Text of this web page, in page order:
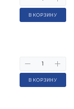
В КОРЗИНУ
В КОРЗИНУ